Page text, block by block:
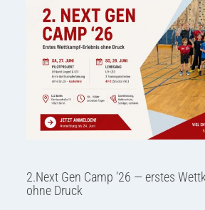
2.Next Gen Camp ’26 — erstes
ohne Druck